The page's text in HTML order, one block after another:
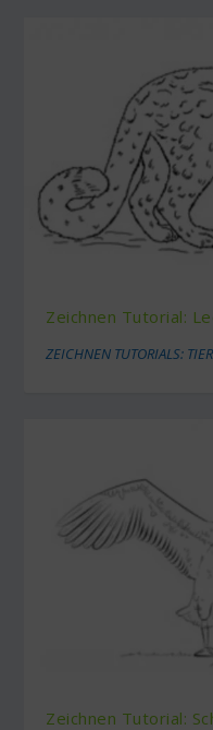
Zeichnen Tutorial:
ZEICHNEN TUTORIALS:
Zeichnen Tutorial: